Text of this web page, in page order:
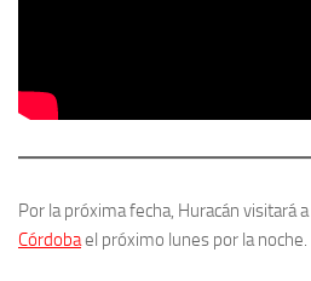
Por la próxima fecha, Huracán visitará a I
Córdobael próximo lunes por la noche.